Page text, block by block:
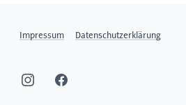
Impressum Datenschutzerklärung